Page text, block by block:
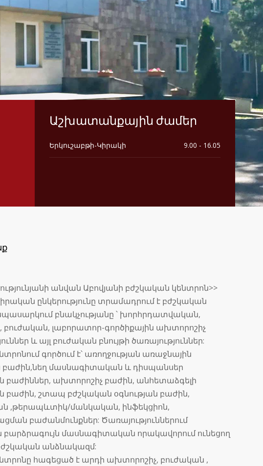
Աշխատանքային ժամեր
Երկուշաբթի-Կիրակի 9.00 - 16.05
անվան Աբովյանի բժշկական կենտրոն>>
ընկերությունը տրամադրում է բժշկական
սպասարկում բնակչությանը ՝ խորհրդատվական,
բուժական, լաբորատոր-գործիքային ախտորոշիչ
և այլ բուժական բնույթի ծառայություններ:
գործում է՝ առողջության առաջնային
մասնագիտական և դիսպանսեր
բաժիններ, ախտորոշիչ բաժին, անհետաձգելի
բաժին, շտապ բժշկական օգնության բաժին,
,թերապևտիկ/մանկական, ինֆեկցիոն,
բաժանմունքներ: Ծառայություններում
մասնագիտական որակավորում ունեցող
անձնակազմ:
հագեցած է արդի ախտորոշիչ, բուժական ,